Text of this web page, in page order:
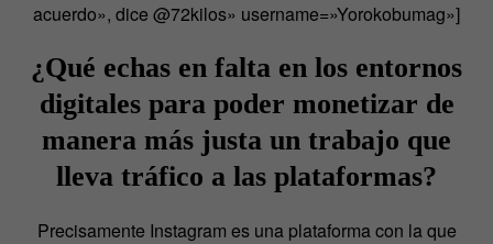
acuerdo», dice @72kilos» username=»Yorokobumag»]
¿Qué echas en falta en los entornos
digitales para poder monetizar de
manera más justa un trabajo que
lleva tráfico a las plataformas?
Precisamente Instagram es una plataforma con la que